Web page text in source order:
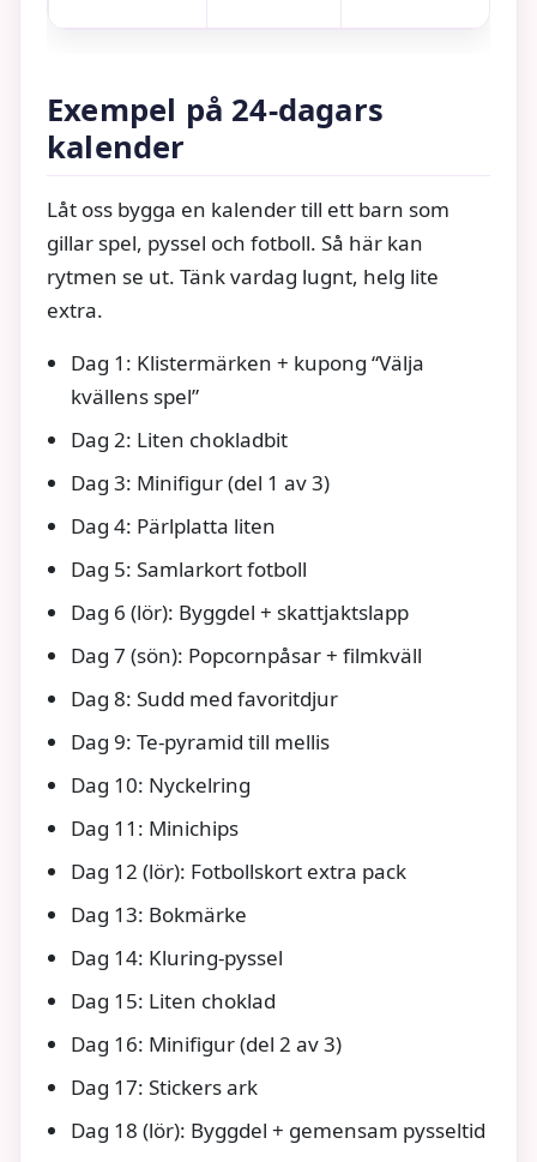
Exempel på 24-dagars
kalender
Låt oss bygga en kalender till ett barn som
gillar spel, pyssel och fotboll. Så här kan
rytmen se ut. Tänk vardag lugnt, helg lite
extra.
Dag 1: Klistermärken + kupong “Välja
kvällens spel”
Dag 2: Liten chokladbit
Dag 3: Minifigur (del 1 av 3)
Dag 4: Pärlplatta liten
Dag 5: Samlarkort fotboll
Dag 6 (lör): Byggdel + skattjaktslapp
Dag 7 (sön): Popcornpåsar + filmkväll
Dag 8: Sudd med favoritdjur
Dag 9: Te-pyramid till mellis
Dag 10: Nyckelring
Dag 11: Minichips
Dag 12 (lör): Fotbollskort extra pack
Dag 13: Bokmärke
Dag 14: Kluring-pyssel
Dag 15: Liten choklad
Dag 16: Minifigur (del 2 av 3)
Dag 17: Stickers ark
Dag 18 (lör): Byggdel + gemensam pysseltid